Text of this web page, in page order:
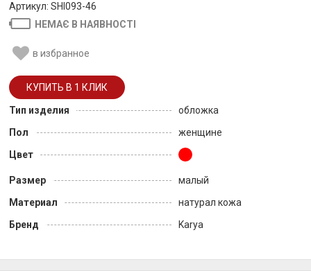
Артикул: SHI093-46
НЕМАЄ В НАЯВНОСТІ
в избранное
Тип изделия
обложка
Пол
женщине
Цвет
Размер
малый
Материал
натурал кожа
Бренд
Karya